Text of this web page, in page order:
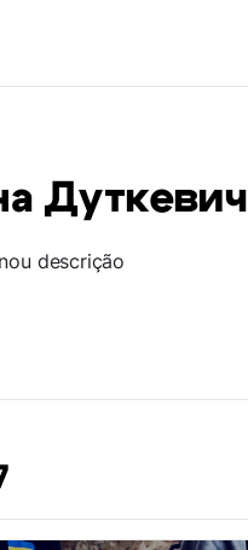
Дуткевич
descrição